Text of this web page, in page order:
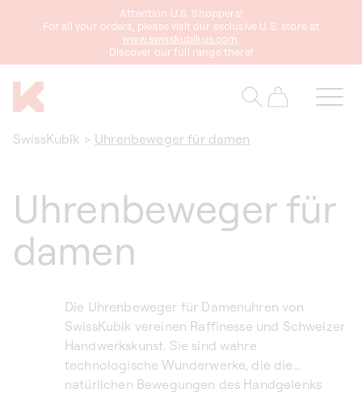
Attention U.S. Shoppers!
For all your orders, please visit our exclusive U.S. store at
www.swisskubikus.com
Discover our full range there!
Warenkorb
SwissKubik > Uhrenbeweger für damen
Uhrenbeweger für
damen
Die Uhrenbeweger für Damenuhren von
SwissKubik vereinen Raffinesse und Schweizer
Handwerkskunst. Sie sind wahre
technologische Wunderwerke, die die
natürlichen Bewegungen des Handgelenks